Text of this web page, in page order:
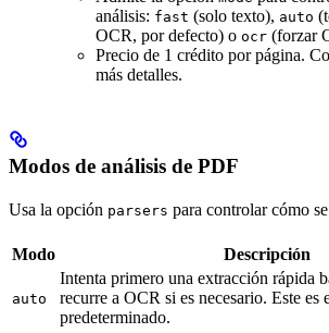
análisis: fast (solo texto), auto
OCR, por defecto) o ocr (forzar
Precio de 1 crédito por página.
más detalles.
Modos de análisis de PDF
Usa la opción parsers para controlar cómo
Modo Descripción
auto
Intenta primero una extracción rápida
recurre a OCR si es necesario. Este es
predeterminado.